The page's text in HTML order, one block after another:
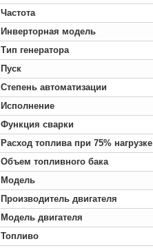
Частота
Инверторная модель
Тип генератора
Пуск
Степень автоматизации
Исполнение
Функция сварки
Расход топлива при 75% нагрузке
Объем топливного бака
Модель
Производитель двигателя
Модель двигателя
Топливо